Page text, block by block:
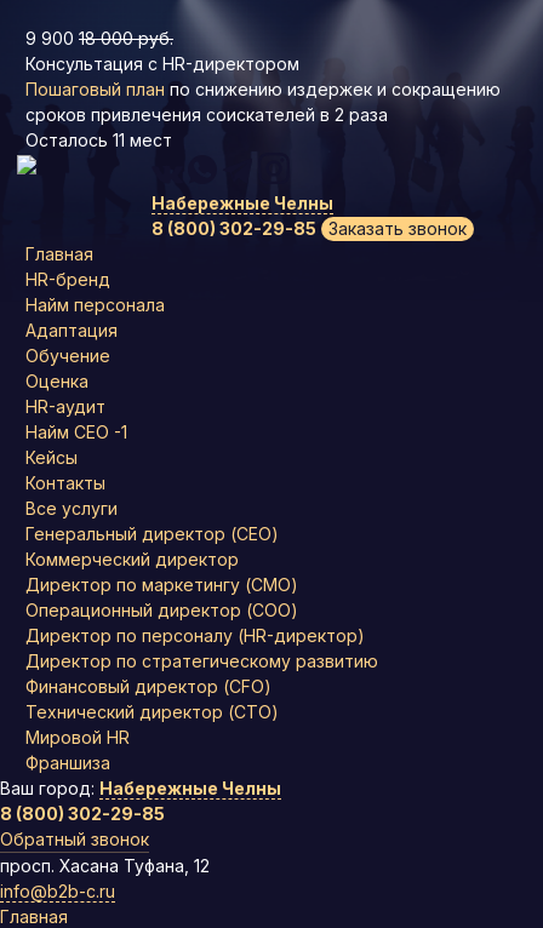
9 900 18 000 руб.
Консультация с HR-директором
Пошаговый план по снижению издержек и сокращению
сроков привлечения соискателей в 2 раза
Осталось 11 мест
Набережные Челны
8 (800) 302-29-85
Заказать звонок
Главная
HR-бренд
Найм персонала
Адаптация
Обучение
Оценка
HR-аудит
Найм СЕО -1
Кейсы
Контакты
Все услуги
Генеральный директор (CEO)
Коммерческий директор
Директор по маркетингу (CMO)
Операционный директор (COO)
Директор по персоналу (HR-директор)
Директор по стратегическому развитию
Финансовый директор (CFO)
Технический директор (CTO)
Мировой HR
Франшиза
Ваш город: Набережные Челны
8 (800) 302-29-85
Обратный звонок
просп. Хасана Туфана, 12
info@b2b-c.ru
Главная